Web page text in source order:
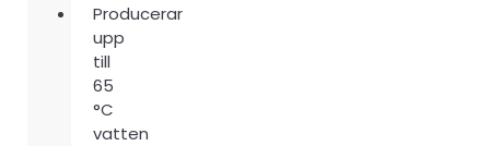
Producerar
upp
till
65
°C
vatten